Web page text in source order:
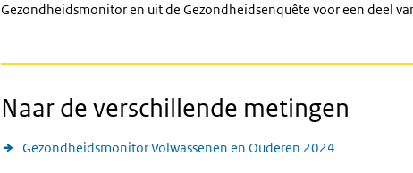
Gezondheidsmonitor en uit de Gezondheidsenquête voor een deel
Naar de verschillende metingen
Gezondheidsmonitor Volwassenen en Ouderen 2024